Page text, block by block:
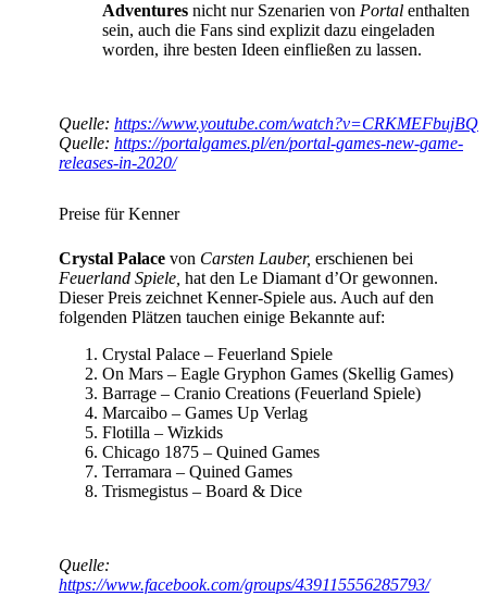
Adventures nicht nur Szenarien von Portal enthalten
sein, auch die Fans sind explizit dazu eingeladen
worden, ihre besten Ideen einfließen zu lassen.
Quelle: https://www.youtube.com/watch?v=CRKMEFbujBQ
Quelle: https://portalgames.pl/en/portal-games-new-game-
releases-in-2020/
Preise für Kenner
Crystal Palace von Carsten Lauber, erschienen bei
Feuerland Spiele, hat den Le Diamant d’Or gewonnen.
Dieser Preis zeichnet Kenner-Spiele aus. Auch auf den
folgenden Plätzen tauchen einige Bekannte auf:
Crystal Palace – Feuerland Spiele
On Mars – Eagle Gryphon Games (Skellig Games)
Barrage – Cranio Creations (Feuerland Spiele)
Marcaibo – Games Up Verlag
Flotilla – Wizkids
Chicago 1875 – Quined Games
Terramara – Quined Games
Trismegistus – Board & Dice
Quelle:
https://www.facebook.com/groups/439115556285793/